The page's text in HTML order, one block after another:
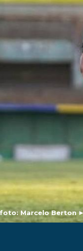
Marcelo Berton